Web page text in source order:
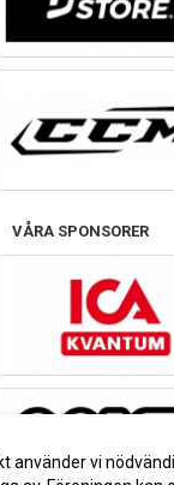
VÅRA SPONSORER
använder vi